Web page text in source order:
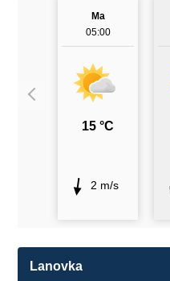
Ma
05:00
15 °C
2 m/s
Lanovka